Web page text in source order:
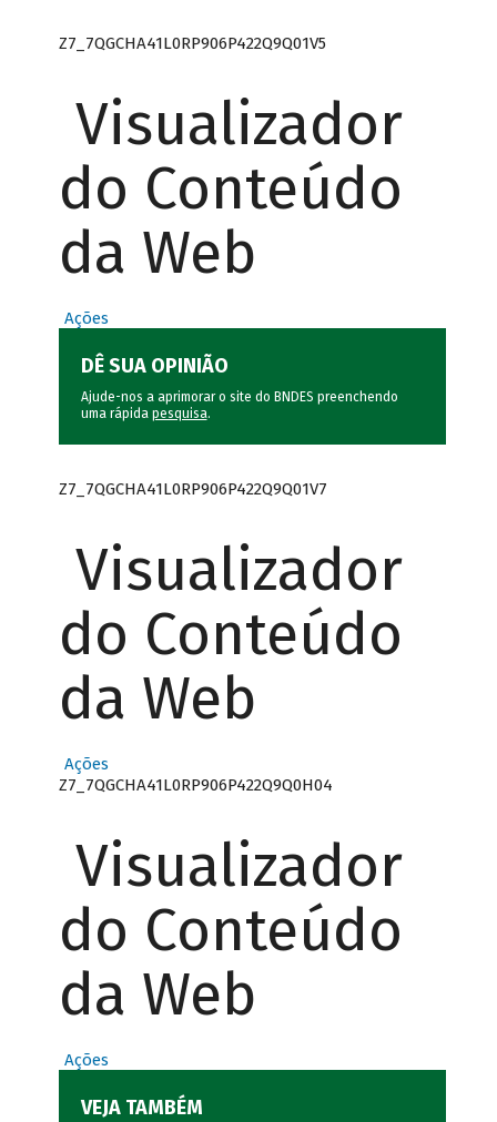
Z7_7QGCHA41L0RP906P422Q9Q01V5
Visualizador
do Conteúdo
da Web
Ações
DÊ SUA OPINIÃO
Ajude-nos a aprimorar o site do BNDES preenchendo
uma rápida pesquisa.
Z7_7QGCHA41L0RP906P422Q9Q01V7
Visualizador
do Conteúdo
da Web
Ações
Z7_7QGCHA41L0RP906P422Q9Q0H04
Visualizador
do Conteúdo
da Web
Ações
VEJA TAMBÉM